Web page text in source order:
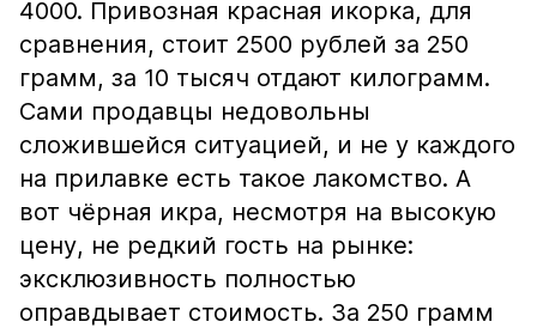
4000. Привозная красная икорка, для
сравнения, стоит 2500 рублей за 250
грамм, за 10 тысяч отдают килограмм.
Сами продавцы недовольны
сложившейся ситуацией, и не у каждого
на прилавке есть такое лакомство. А
вот чёрная икра, несмотря на высокую
цену, не редкий гость на рынке:
эксклюзивность полностью
оправдывает стоимость. За 250 грамм